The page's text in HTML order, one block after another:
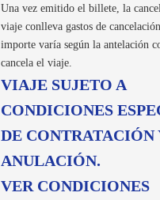
Una vez emitido el billete, la
viaje conlleva gastos de
importe varía según la antelación
cancela el viaje.
VIAJE SUJETO A
CONDICIONES
DE CONTRATACIÓN
ANULACIÓN.
VER CONDICIONES